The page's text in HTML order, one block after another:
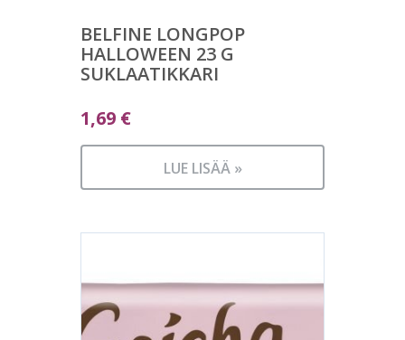
BELFINE LONGPOP
HALLOWEEN 23 G
SUKLAATIKKARI
1,69 €
LUE LISÄÄ »